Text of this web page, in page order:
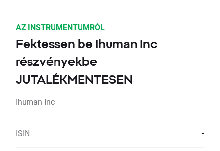
AZ INSTRUMENTUMRÓL
Fektessen be Ihuman Inc
részvényekbe
JUTALÉKMENTESEN
Ihuman Inc
ISIN -